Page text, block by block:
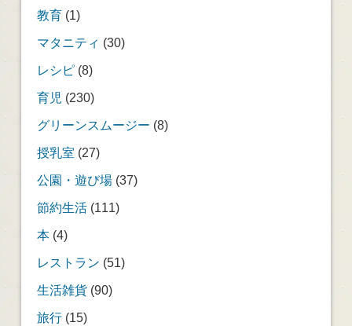
教育(1)
マタニティ (30)
レシピ(8)
育児 (230)
グリーンスムージー (8)
授乳室 (27)
公園・遊び場(37)
節約生活(111)
本(4)
レストラン (51)
生活雑貨(90)
旅行(15)